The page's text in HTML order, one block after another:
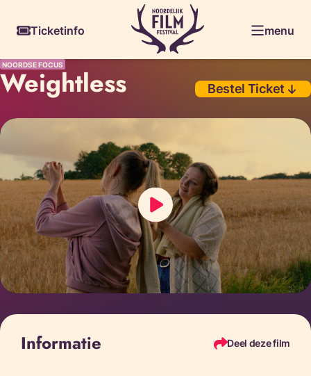
Ticketinfo
menu
NOORDSE FOCUS
Weightless Bestel Ticket
Informatie Deel deze film